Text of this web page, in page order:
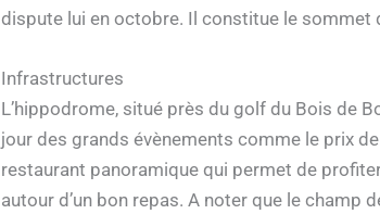
dispute lui en octobre. Il constitue le sommet
Infrastructures
L’hippodrome, situé près du golf du Bois de
jour des grands évènements comme le prix
restaurant panoramique qui permet de
autour d’un bon repas. A noter que le champ